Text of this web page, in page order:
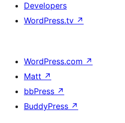
Developers
WordPress.tv ↗
WordPress.com ↗
Matt ↗
bbPress ↗
BuddyPress ↗